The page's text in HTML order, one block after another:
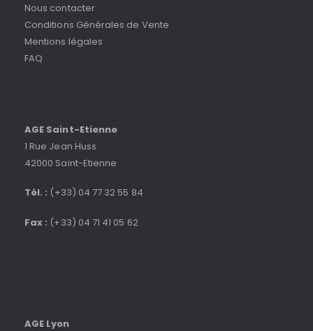
Nous contacter
Conditions Générales de Vente
Mentions légales
FAQ
AGE Saint-Etienne
1 Rue Jean Huss
42000 Saint-Etienne
Tél. : (+33) 04 77 32 55 84
Fax : (+33) 04 71 41 05 62
AGE Lyon